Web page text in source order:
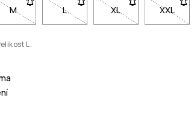
Klikni pro upozornění, až bude skladem
není dostupná. Klikni pro upozornění, až bude
M- Velikost M není dostupná. Klikni pro
L- Velikost L není dostupná. Klikni
XL- Velikost XL není
XXL
-
L.